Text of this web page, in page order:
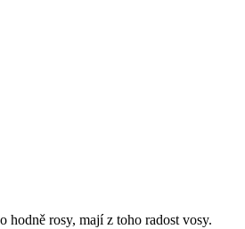
hodně rosy, mají z toho radost vosy.